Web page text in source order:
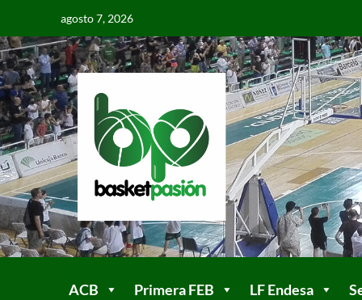
agosto 7, 2026
ACB Primera FEB LF Endesa